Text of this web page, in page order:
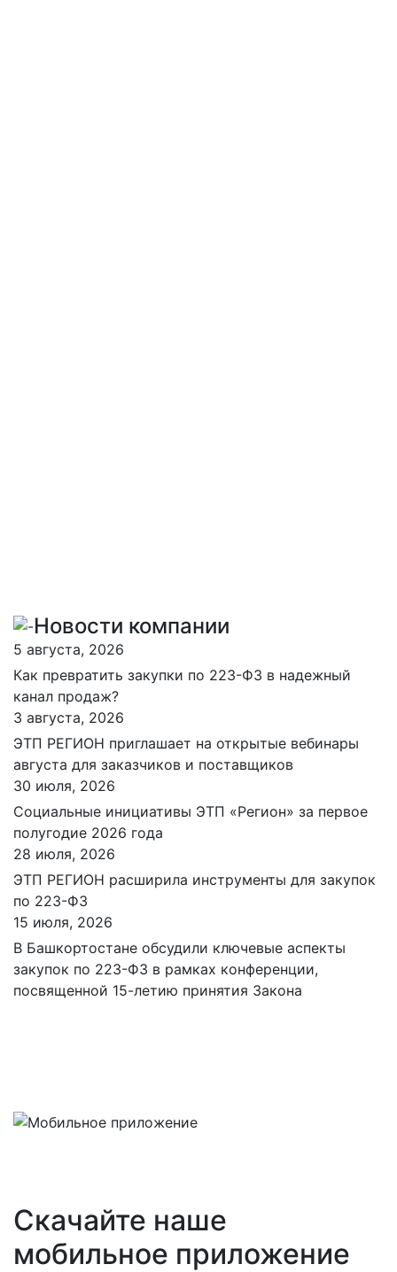
Новости компании
5 августа, 2026
Как превратить закупки по 223-ФЗ в надежный
канал продаж?
3 августа, 2026
ЭТП РЕГИОН приглашает на открытые вебинары
августа для заказчиков и поставщиков
30 июля, 2026
Социальные инициативы ЭТП «Регион» за первое
полугодие 2026 года
28 июля, 2026
ЭТП РЕГИОН расширила инструменты для закупок
по 223-ФЗ
15 июля, 2026
В Башкортостане обсудили ключевые аспекты
закупок по 223-ФЗ в рамках конференции,
посвященной 15-летию принятия Закона
Скачайте наше
мобильное приложение